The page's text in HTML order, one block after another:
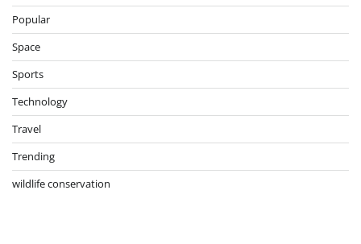
Popular
Space
Sports
Technology
Travel
Trending
wildlife conservation